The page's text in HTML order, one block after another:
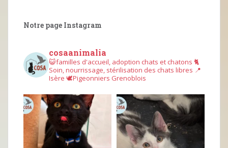
Notre page Instagram
cosaanimalia
😺familles d'accueil, adoption chats et chatons 🐈
Soin, nourrissage, stérilisation des chats libres 📍
Isère 🕊︎Pigeonniers Grenoblois